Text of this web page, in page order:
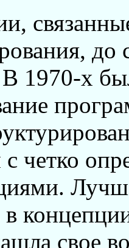
до
1970-х
с четко
в
свое